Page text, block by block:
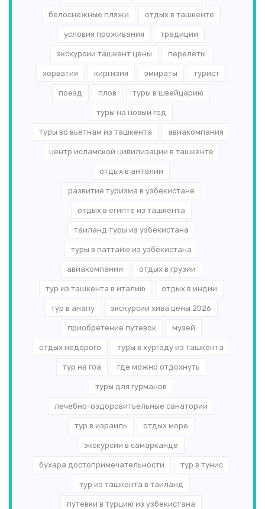
белоснежные пляжи отдых в ташкенте
условия проживания традиции
экскурсии ташкент цены перелеты
хорватия киргизия эмираты турист
поезд плов туры в швейцарию
туры на новый год
туры во вьетнам из ташкента авиакомпания
центр исламской цивилизации в ташкенте
отдых в анталии
развитие туризма в узбекистане
отдых в египте из ташкента
таиланд туры из узбекистана
туры в паттайю из узбекистана
авиакомпании отдых в грузии
тур из ташкента в италию отдых в индии
тур в анапу экскурсии хива цены 2026
приобретение путевок музей
отдых недорого туры в хургаду из ташкента
тур на гоа где можно отдохнуть
туры для гурманов
лечебно-оздоровитьельные санатории
тур в израиль отдых море
экскурсии в самарканде
бухара достопримечательности тур в тунис
тур из ташкента в таиланд
путевки в турцию из узбекистана